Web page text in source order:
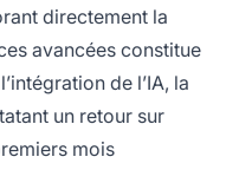
directement la
avancées constitue
de l’IA, la
un retour sur
mois